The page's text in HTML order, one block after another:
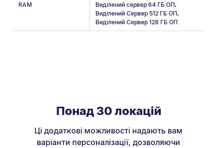
RAM
Виділений сервер 64 ГБ ОП,
Виділений Сервер 512 ГБ ОП,
Виділений Сервер 128 ГБ ОП
Понад 30 локацій
Ці додаткові можливості надають вам
варіанти персоналізації, дозволяючи